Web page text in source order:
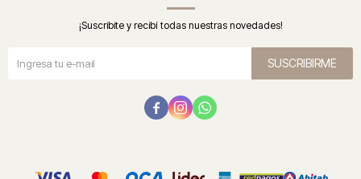
¡Suscribite y recibí todas nuestras novedades!
SUSCRIBIRME
  